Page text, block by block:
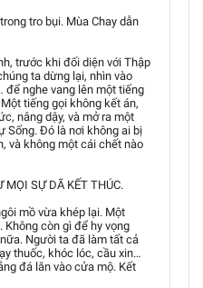
tro bụi. Mùa Chay dẫn
trước khi đối diện với Thập
ta dừng lại, nhìn vào
để nghe vang lên một tiếng
tiếng gọi không kết án,
nâng dậy, và mở ra một
Sống. Đó là nơi không ai bị
và không một cái chết nào
MỌI SỰ DÃ KẾT THÚC.
mồ vừa khép lại. Một
còn gì để hy vọng
Người ta đã làm tất cả
thuốc, khóc lóc, cầu xin…
đá lăn vào cửa mộ. Kết